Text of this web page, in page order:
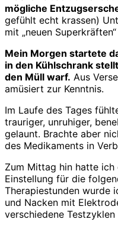
mögliche
gefühlt echt krassen)
mit „neuen
Mein Morgen startete
in den Kühlschrank
den Müll warf. Aus
amüsiert zur Kenntnis.
Im Laufe des Tages
trauriger, unruhiger,
gelaunt. Brachte aber
des Medikaments in
Zum Mittag hin hatte ich
Einstellung für die
Therapiestunden wurde
und Nacken mit
verschiedene